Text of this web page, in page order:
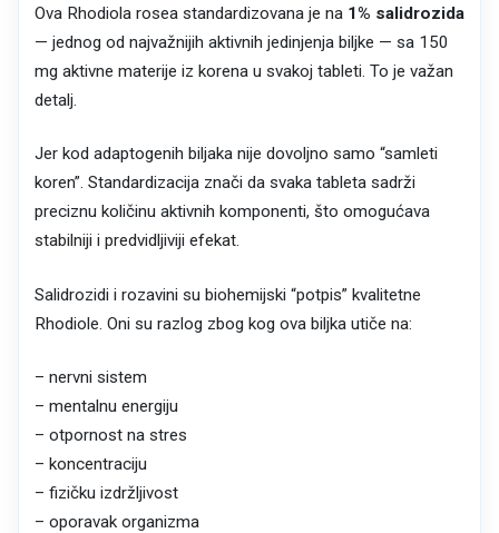
Ova Rhodiola rosea standardizovana je na 1% salidrozida
— jednog od najvažnijih aktivnih jedinjenja biljke — sa 150
mg aktivne materije iz korena u svakoj tableti. To je važan
detalj.
Jer kod adaptogenih biljaka nije dovoljno samo “samleti
koren”. Standardizacija znači da svaka tableta sadrži
preciznu količinu aktivnih komponenti, što omogućava
stabilniji i predvidljiviji efekat.
Salidrozidi i rozavini su biohemijski “potpis” kvalitetne
Rhodiole. Oni su razlog zbog kog ova biljka utiče na:
– nervni sistem
– mentalnu energiju
– otpornost na stres
– koncentraciju
– fizičku izdržljivost
– oporavak organizma